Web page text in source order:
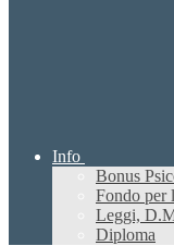
Info
Bonus
Fondo per
Leggi,
Diploma